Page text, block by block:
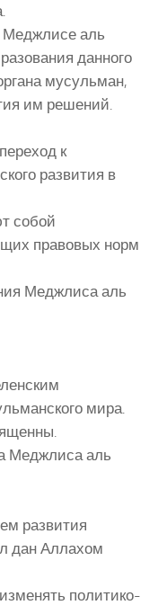
Меджлисе аль
данного
мусульман,
им решений.
к
развития в
собой
правовых норм
Меджлиса аль
мира.
Меджлиса аль
развития
дан Аллахом
политико-